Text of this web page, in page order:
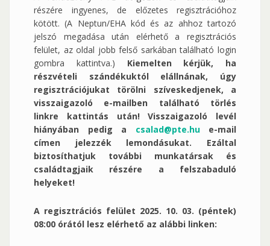
részére ingyenes, de előzetes regisztrációhoz
kötött. (A Neptun/EHA kód és az ahhoz tartozó
jelszó megadása után elérhető a regisztrációs
felület, az oldal jobb felső sarkában található login
gombra kattintva.) Kiemelten kérjük, ha
részvételi szándékuktól elállnának, úgy
regisztrációjukat törölni szíveskedjenek, a
visszaigazoló e-mailben található törlés
linkre kattintás után! Visszaigazoló levél
hiányában pedig a csalad@pte.hue-mail
címen jelezzék lemondásukat. Ezáltal
biztosíthatjuk további munkatársak és
családtagjaik részére a felszabaduló
helyeket!
A regisztrációs felület 2025. 10. 03. (péntek)
08:00 órától lesz elérhető az alábbi linken: